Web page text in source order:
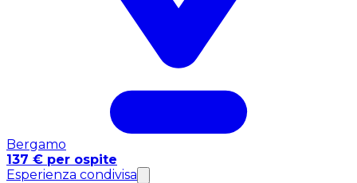
Bergamo
137 € per ospite
Esperienza condivisa